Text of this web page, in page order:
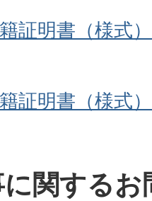
証明書（様式
証明書（様式
関する